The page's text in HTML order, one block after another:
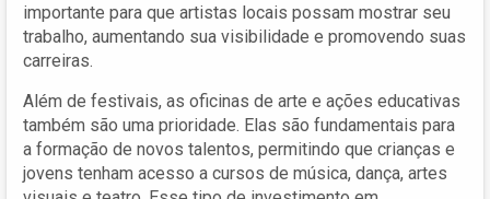
importante para que artistas locais possam mostrar seu
trabalho, aumentando sua visibilidade e promovendo suas
carreiras.
Além de festivais, as oficinas de arte e ações educativas
também são uma prioridade. Elas são fundamentais para
a formação de novos talentos, permitindo que crianças e
jovens tenham acesso a cursos de música, dança, artes